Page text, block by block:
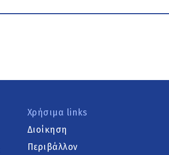
Χρήσιμα links
Διοίκηση
Περιβάλλον